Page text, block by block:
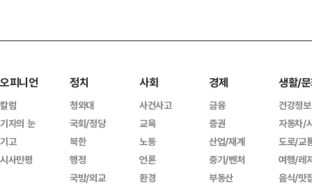
오피니언
칼럼
기자의 눈
기고
시사만평
정치
청와대
국회/정당
북한
행정
국방/외교
사회
사건사고
교육
노동
언론
환경
경제
금융
증권
산업/재계
중기/벤처
부동산
생활/
건강정보
자동차/
도로/교
여행/레
음식/맛